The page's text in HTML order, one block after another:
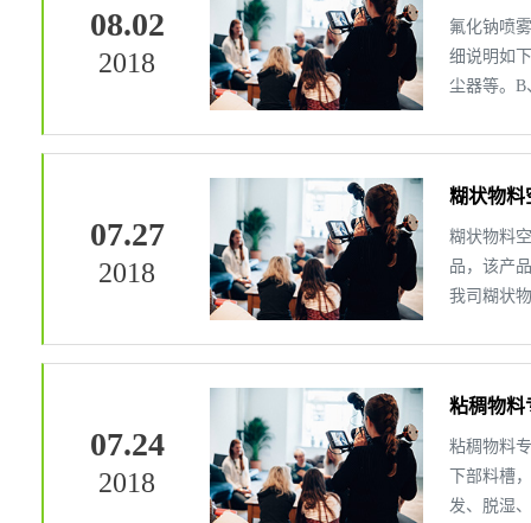
08.02
2018
氟化钠喷
细说明如
尘器等。B
07.27
2018
糊状物料
糊状物料
品，该产
我司糊状
07.24
2018
粘稠物料
粘稠物料
下部料槽
发、脱湿